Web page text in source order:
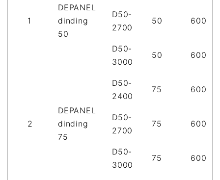
1
DEPANEL
dinding
50
D50-
2700
50 600
D50-
3000
50 600
2
DEPANEL
dinding
75
D50-
2400
75 600
D50-
2700
75 600
D50-
3000
75 600